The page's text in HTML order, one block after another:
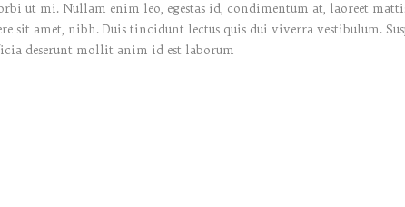
ut mi. Nullam enim leo, egestas id, condimentum at, laoreet
sit amet, nibh. Duis tincidunt lectus quis dui viverra vestibulum.
deserunt mollit anim id est laborum